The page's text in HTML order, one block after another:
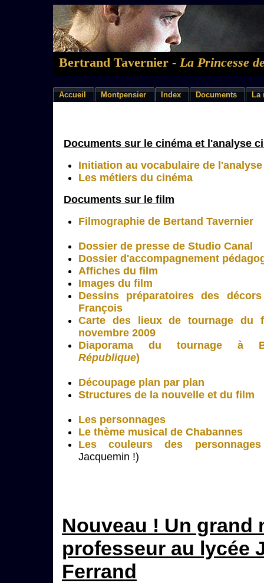
Bertrand Tavernier - La Princesse
Accueil Montpensier Index Documents La
Documents sur le cinéma et l'analyse
Initiation au vocabulaire de
Les métiers du cinéma
Documents sur le film
Filmographie de Bertand Tavernier
Dossier de presse de Studio Canal
Dossier d'accompagnement
Affiches du film
Images du film
Dessins préparatoires des
François
Carte des lieux de tournage du
novembre 2009
Diaporama du tournage à
République)
Découpage plan par plan
Structures de la nouvelle et du film
Les personnages
Le thème musical de Chabannes
Les couleurs des personnages
Jacquemin !)
Nouveau ! Un grand
professeur au lycée
Ferrand